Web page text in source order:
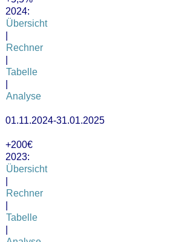
2024:
Übersicht
Rechner
Tabelle
Analyse
01.11.2024-31.01.2025
+200€
2023:
Übersicht
Rechner
Tabelle